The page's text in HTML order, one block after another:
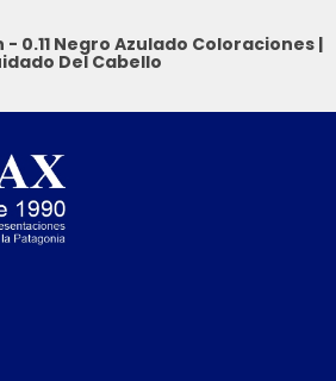
0.11 Negro Azulado Coloraciones |
Del Cabello